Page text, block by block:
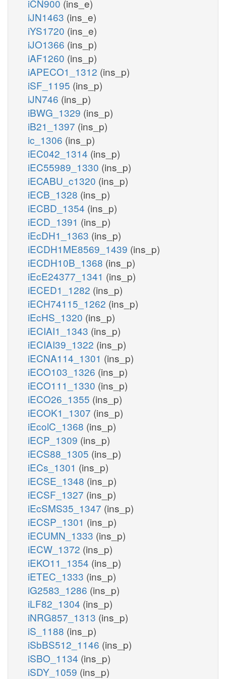
iCN900 (ins_e)
iJN1463 (ins_e)
iYS1720 (ins_e)
iJO1366 (ins_p)
iAF1260 (ins_p)
iAPECO1_1312 (ins_p)
iSF_1195 (ins_p)
iJN746 (ins_p)
iBWG_1329 (ins_p)
iB21_1397 (ins_p)
ic_1306 (ins_p)
iEC042_1314 (ins_p)
iEC55989_1330 (ins_p)
iECABU_c1320 (ins_p)
iECB_1328 (ins_p)
iECBD_1354 (ins_p)
iECD_1391 (ins_p)
iEcDH1_1363 (ins_p)
iECDH1ME8569_1439 (ins_p)
iECDH10B_1368 (ins_p)
iEcE24377_1341 (ins_p)
iECED1_1282 (ins_p)
iECH74115_1262 (ins_p)
iEcHS_1320 (ins_p)
iECIAI1_1343 (ins_p)
iECIAI39_1322 (ins_p)
iECNA114_1301 (ins_p)
iECO103_1326 (ins_p)
iECO111_1330 (ins_p)
iECO26_1355 (ins_p)
iECOK1_1307 (ins_p)
iEcolC_1368 (ins_p)
iECP_1309 (ins_p)
iECS88_1305 (ins_p)
iECs_1301 (ins_p)
iECSE_1348 (ins_p)
iECSF_1327 (ins_p)
iEcSMS35_1347 (ins_p)
iECSP_1301 (ins_p)
iECUMN_1333 (ins_p)
iECW_1372 (ins_p)
iEKO11_1354 (ins_p)
iETEC_1333 (ins_p)
iG2583_1286 (ins_p)
iLF82_1304 (ins_p)
iNRG857_1313 (ins_p)
iS_1188 (ins_p)
iSbBS512_1146 (ins_p)
iSBO_1134 (ins_p)
iSDY_1059 (ins_p)